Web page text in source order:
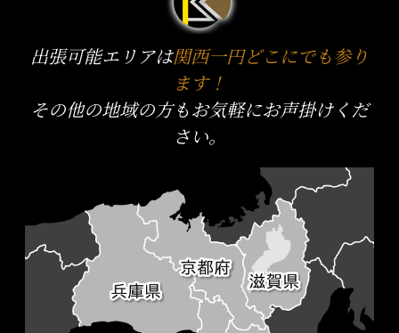
出張可能エリアは関西一円どこにでも参り
ます！
その他の地域の方もお気軽にお声掛けくだ
さい。